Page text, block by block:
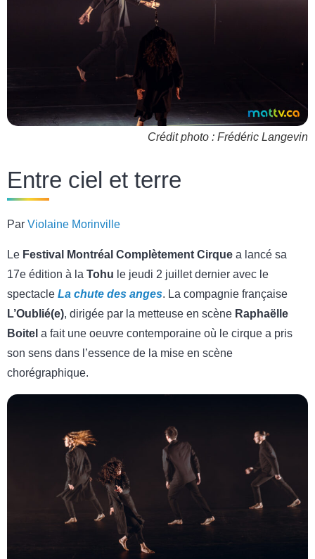
Crédit photo : Frédéric Langevin
Entre ciel et terre
Par Violaine Morinville
Le Festival Montréal Complètement Cirque a lancé sa
17e édition à la Tohu le jeudi 2 juillet dernier avec le
spectacle La chute des anges. La compagnie française
L’Oublié(e), dirigée par la metteuse en scène Raphaëlle
Boitel a fait une oeuvre contemporaine où le cirque a pris
son sens dans l’essence de la mise en scène
chorégraphique.